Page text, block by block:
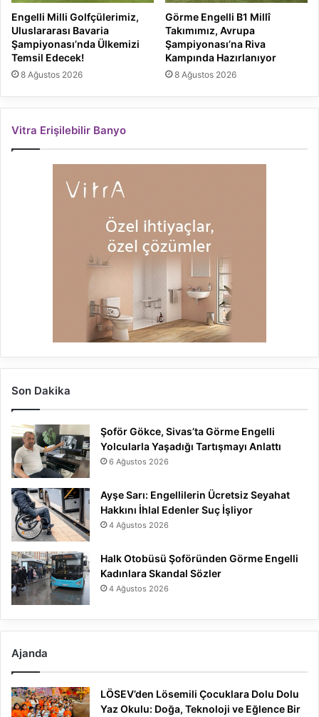
Engelli Milli Golfçülerimiz,
Uluslararası Bavaria
Şampiyonası’nda Ülkemizi
Temsil Edecek!
8 Ağustos 2026
Görme Engelli B1 Millî
Takımımız, Avrupa
Şampiyonası’na Riva
Kampında Hazırlanıyor
8 Ağustos 2026
Vitra Erişilebilir Banyo
Son Dakika
Şoför Gökce, Sivas’ta Görme Engelli
Yolcularla Yaşadığı Tartışmayı Anlattı
6 Ağustos 2026
Ayşe Sarı: Engellilerin Ücretsiz Seyahat
Hakkını İhlal Edenler Suç İşliyor
4 Ağustos 2026
Halk Otobüsü Şoföründen Görme Engelli
Kadınlara Skandal Sözler
4 Ağustos 2026
Ajanda
LÖSEV’den Lösemili Çocuklara Dolu Dolu
Yaz Okulu: Doğa, Teknoloji ve Eğlence Bir